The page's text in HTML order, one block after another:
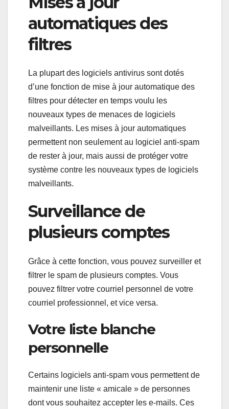
automatiques des
filtres
La plupart des logiciels antivirus sont dotés
d’une fonction de mise à jour automatique des
filtres pour détecter en temps voulu les
nouveaux types de menaces de logiciels
malveillants. Les mises à jour automatiques
permettent non seulement au logiciel anti-spam
de rester à jour, mais aussi de protéger votre
système contre les nouveaux types de logiciels
malveillants.
Surveillance de
plusieurs comptes
Grâce à cette fonction, vous pouvez surveiller et
filtrer le spam de plusieurs comptes. Vous
pouvez filtrer votre courriel personnel de votre
courriel professionnel, et vice versa.
Votre liste blanche
personnelle
Certains logiciels anti-spam vous permettent de
maintenir une liste « amicale » de personnes
dont vous souhaitez accepter les e-mails. Ces